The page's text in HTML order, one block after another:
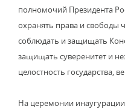
полномочий Президента
охранять права и свободы
соблюдать и защищать
защищать суверенитет и
целостность государства,
На церемонии